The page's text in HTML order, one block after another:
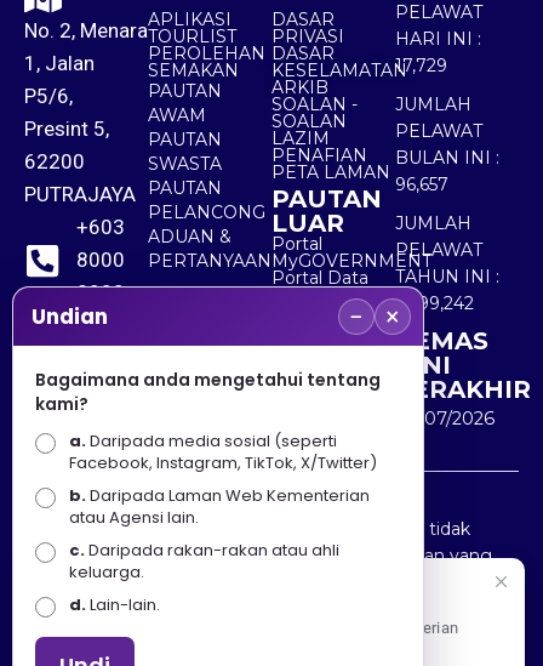
No. 2, Menara
1, Jalan
P5/6,
Presint 5,
62200
PUTRAJAYA
+603
8000
8000
+603
8891
7100
APLIKASI
TOURLIST
PEROLEHAN
SEMAKAN
PAUTAN
AWAM
PAUTAN
SWASTA
PAUTAN
PELANCONG
ADUAN &
PERTANYAAN
DASAR
PRIVASI
DASAR
KESELAMATAN
ARKIB
SOALAN -
SOALAN
LAZIM
PENAFIAN
PETA LAMAN
PAUTAN
LUAR
Portal
MyGOVERNMENT
Portal Data
Terbuka
Sektor Awam
PELAWAT
HARI INI :
17,729
JUMLAH
PELAWAT
BULAN INI :
96,657
JUMLAH
PELAWAT
TAHUN INI :
5,499,242
KEMAS
KINI
TERAKHIR
30/07/2026
Penafian : Kerajaan Malaysia dan Kementerian
Pelancongan Seni dan Budaya (MOTAC) adalah tidak
bertanggungjawab atas kehilangan atau kerugian yang
disebabkan oleh penggunaan mana-mana maklumat
yang diperolehi dari portal ini.
Undian − ×
Bagaimana anda mengetahui tentang
kami?
a.Daripada media sosial (seperti
Facebook, Instagram, TikTok, X/Twitter)
b.Daripada Laman Web Kementerian
atau Agensi lain.
c.Daripada rakan-rakan atau ahli
keluarga.
d.Lain-lain.
Apa Khabar! Selamat datang ke Portal Rasmi Kementerian
Pelancongan, Seni dan Budaya